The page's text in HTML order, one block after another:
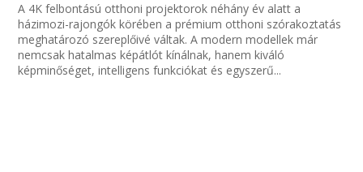
A 4K felbontású otthoni projektorok néhány év alatt a
házimozi-rajongók körében a prémium otthoni szórakoztatás
meghatározó szereplőivé váltak. A modern modellek már
nemcsak hatalmas képátlót kínálnak, hanem kiváló
képminőséget, intelligens funkciókat és egyszerű...